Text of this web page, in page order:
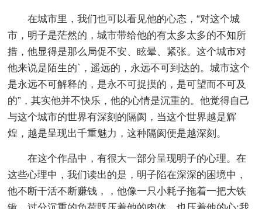
在城市里，我们也可以看见他的心态，“对这个城
市，明子是茫然的，城市带给他的有太多太多的不知所
措，他显得是那么局促不安、眩晕、紧张。这个城市对
他来说是陌生的`，遥远的，永远不可到达的。城市这个
是永远不可解释的，是永不可捉摸的，是可望而不可及
的”，其实他并不快乐，他的心情是沉重的。他觉得自己
与这个城市的世界有深刻的隔阂，当这个世界越是辉
煌，越是呈现出千重魅力，这种隔阂便是越深刻。
在这个作品中，有很大一部分呈现明子的心理。在
这些心理中，我们读出的是，明子陷在深深的困境中，
他不断干活不断赚钱，，他像一只小耗子拖着一把大铁